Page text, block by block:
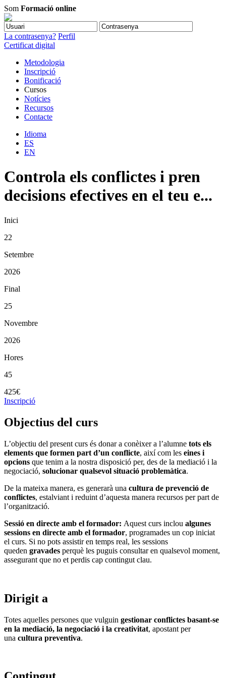
Som Formació online
La contrasenya? Perfil
Certificat digital
Metodologia
Inscripció
Bonificació
Cursos
Notícies
Recursos
Contacte
Idioma
ES
EN
Controla els conflictes i pren
decisions efectives en el teu e...
Inici
22
Setembre
2026
Final
25
Novembre
2026
Hores
45
425€
Inscripció
Objectius del curs
L’objectiu del present curs és donar a conèixer a l’alumne tots els
elements que formen part d’un conflicte, així com les eines i
opcions que tenim a la nostra disposició per, des de la mediació i la
negociació, solucionar qualsevol situació problemàtica.
De la mateixa manera, es generarà una cultura de prevenció de
conflictes, estalviant i reduint d’aquesta manera recursos per part de
l’organització.
Sessió en directe amb el formador: Aquest curs inclou algunes
sessions en directe amb el formador, programades un cop iniciat
el curs. Si no pots assistir en temps real, les sessions
queden gravades perquè les puguis consultar en qualsevol moment,
assegurant que no et perdis cap contingut clau.
Dirigit a
Totes aquelles persones que vulguin gestionar conflictes basant-se
en la mediació, la negociació i la creativitat, apostant per
una cultura preventiva.